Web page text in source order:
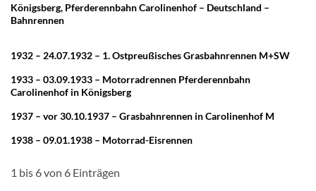
Königsberg, Pferderennbahn Carolinenhof – Deutschland –
Bahnrennen
1932 – 24.07.1932 – 1. Ostpreußisches Grasbahnrennen M+SW
1933 – 03.09.1933 – Motorradrennen Pferderennbahn
Carolinenhof in Königsberg
1937 – vor 30.10.1937 – Grasbahnrennen in Carolinenhof M
1938 – 09.01.1938 – Motorrad-Eisrennen
1 bis 6 von 6 Einträgen